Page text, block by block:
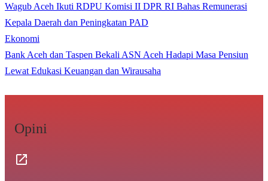
Wagub Aceh Ikuti RDPU Komisi II DPR RI Bahas Remunerasi
Kepala Daerah dan Peningkatan PAD
Ekonomi
Bank Aceh dan Taspen Bekali ASN Aceh Hadapi Masa Pensiun
Lewat Edukasi Keuangan dan Wirausaha
Opini